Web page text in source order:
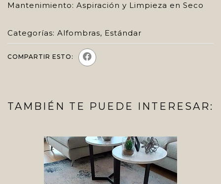
Mantenimiento: Aspiración y Limpieza en Seco
Categorías: Alfombras, Estándar
COMPARTIR ESTO:
TAMBIÉN TE PUEDE INTERESAR: